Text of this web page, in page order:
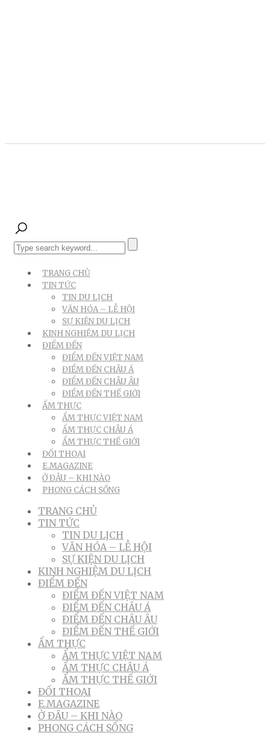
TRANG CHỦ
TIN TỨC
TIN DU LỊCH
VĂN HÓA – LỄ HỘI
SỰ KIỆN DU LỊCH
KINH NGHIỆM DU LỊCH
ĐIỂM ĐẾN
ĐIỂM ĐẾN VIỆT NAM
ĐIỂM ĐẾN CHÂU Á
ĐIỂM ĐẾN CHÂU ÂU
ĐIỂM ĐẾN THẾ GIỚI
ẨM THỰC
ẨM THỰC VIỆT NAM
ẨM THỰC CHÂU Á
ẨM THỰC THẾ GIỚI
ĐỐI THOẠI
E.MAGAZINE
Ở ĐÂU – KHI NÀO
PHONG CÁCH SỐNG
TRANG CHỦ
TIN TỨC
TIN DU LỊCH
VĂN HÓA – LỄ HỘI
SỰ KIỆN DU LỊCH
KINH NGHIỆM DU LỊCH
ĐIỂM ĐẾN
ĐIỂM ĐẾN VIỆT NAM
ĐIỂM ĐẾN CHÂU Á
ĐIỂM ĐẾN CHÂU ÂU
ĐIỂM ĐẾN THẾ GIỚI
ẨM THỰC
ẨM THỰC VIỆT NAM
ẨM THỰC CHÂU Á
ẨM THỰC THẾ GIỚI
ĐỐI THOẠI
E.MAGAZINE
Ở ĐÂU – KHI NÀO
PHONG CÁCH SỐNG